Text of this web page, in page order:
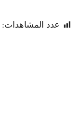
عدد المشاهدات: